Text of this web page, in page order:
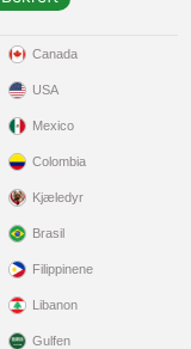
Canada
USA
Mexico
Colombia
Kjæledyr
Brasil
Filippinene
Libanon
Gulfen